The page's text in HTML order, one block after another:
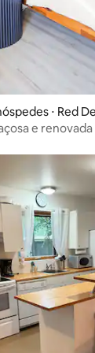
⋅ Red
e